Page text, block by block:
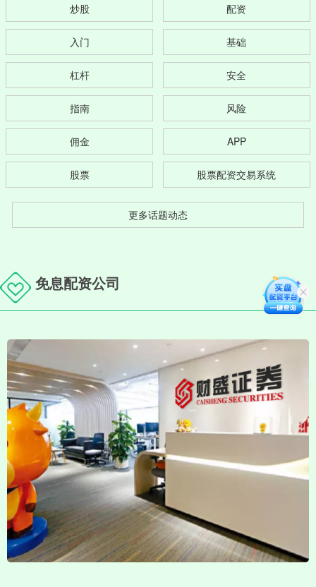
炒股 配资
入门 基础
杠杆 安全
指南 风险
佣金 APP
股票 股票配资交易系统
更多话题动态
免息配资公司